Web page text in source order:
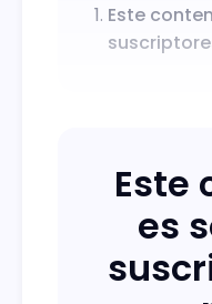
Este
Este
es